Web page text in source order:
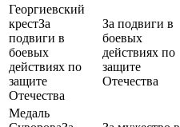
Георгиевский
крестЗа
подвиги в
боевых
действиях по
защите
Отечества
За подвиги в
боевых
действиях по
защите
Отечества
Медаль